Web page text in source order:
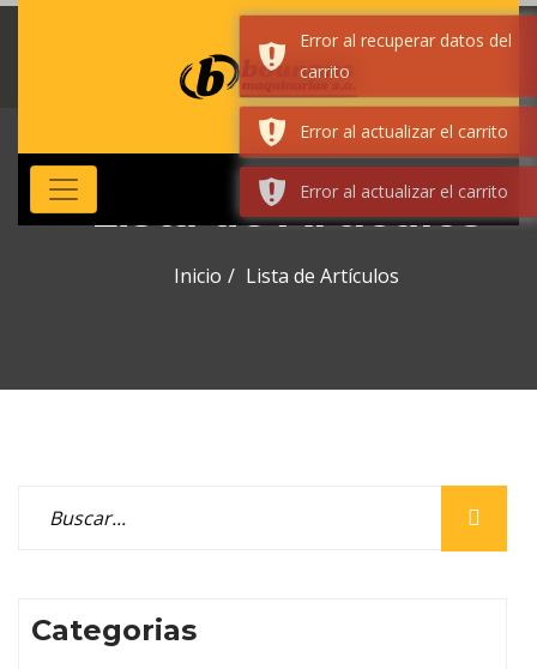
Lista de Artículos
Inicio Lista de Artículos
Categorias
Error al recuperar datos del
carrito
Error al actualizar el carrito
Error al actualizar el carrito